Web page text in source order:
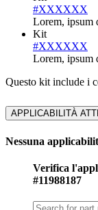
#XXXXXX
Lorem, ipsum
Kit
#XXXXXX
Lorem, ipsum
Questo kit include i
APPLICABILITÀ
Nessuna
Verifica
#11988187